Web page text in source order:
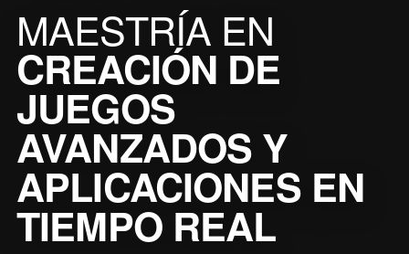
MAESTRÍA EN
CREACIÓN DE
JUEGOS
AVANZADOS Y
APLICACIONES EN
TIEMPO REAL